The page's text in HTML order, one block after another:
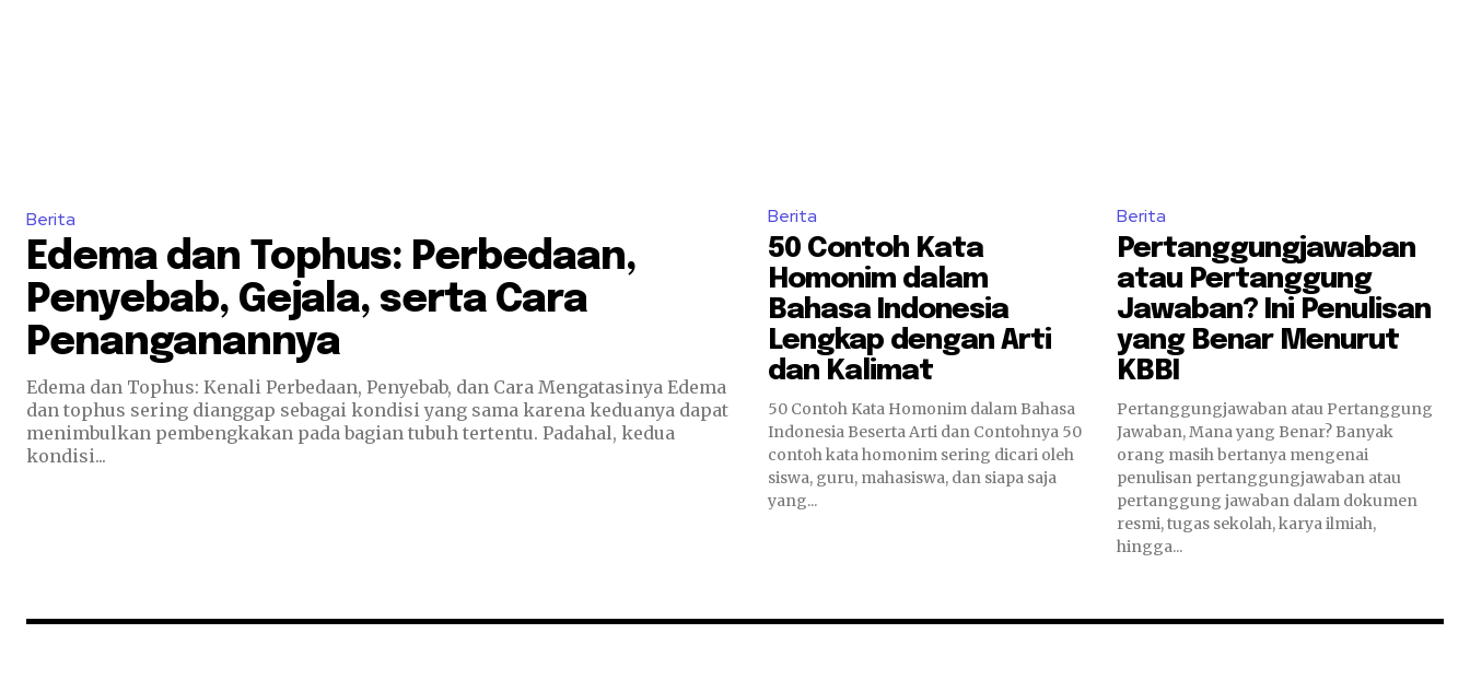
Berita
Edema dan Tophus: Perbedaan,
Penyebab, Gejala, serta Cara
Penanganannya
Edema dan Tophus: Kenali Perbedaan, Penyebab, dan Cara Mengatasinya Edema
dan tophus sering dianggap sebagai kondisi yang sama karena keduanya dapat
menimbulkan pembengkakan pada bagian tubuh tertentu. Padahal, kedua
kondisi...
Berita
50 Contoh Kata
Homonim dalam
Bahasa Indonesia
Lengkap dengan Arti
dan Kalimat
50 Contoh Kata Homonim dalam Bahasa
Indonesia Beserta Arti dan Contohnya 50
contoh kata homonim sering dicari oleh
siswa, guru, mahasiswa, dan siapa saja
yang...
Berita
Pertanggungjawaban
atau Pertanggung
Jawaban? Ini Penulisan
yang Benar Menurut
KBBI
Pertanggungjawaban atau Pertanggung
Jawaban, Mana yang Benar? Banyak
orang masih bertanya mengenai
penulisan pertanggungjawaban atau
pertanggung jawaban dalam dokumen
resmi, tugas sekolah, karya ilmiah,
hingga...